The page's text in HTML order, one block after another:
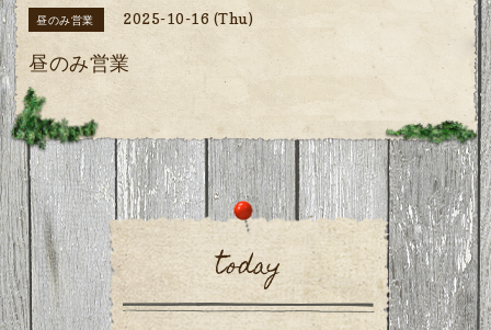
昼のみ営業 2025-10-16 (Thu)
昼のみ営業
today